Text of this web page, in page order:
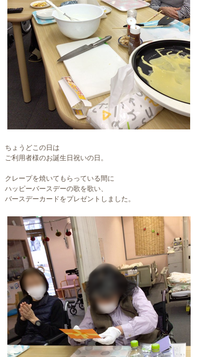
ちょうどこの日は
ご利用者様のお誕生日祝いの日。
クレープを焼いてもらっている間に
ハッピーバースデーの歌を歌い、
バースデーカードをプレゼントしました。